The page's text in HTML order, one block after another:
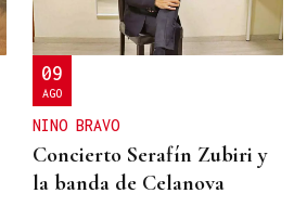
09
AGO
NINO BRAVO
Concierto Serafín Zubiri y
la banda de Celanova